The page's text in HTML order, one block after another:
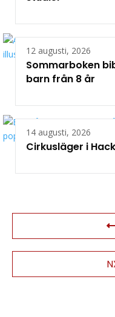
12 augusti, 2026
Sommarboken
barn från 8 år
14 augusti, 2026
Cirkusläger i